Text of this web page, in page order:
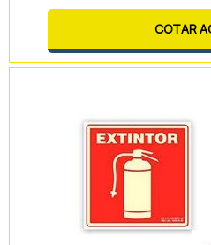
tudo está escuro,
qualquer área por mais
fotoluminescente é o
COTAR